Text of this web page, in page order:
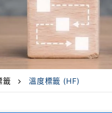
籤 溫度標籤 (HF)